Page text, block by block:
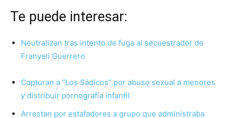
Te puede interesar:
Neutralizan tras intento de fuga al secuestrador de
Franyeli Guerrero
Capturan a “Los Sádicos” por abuso sexual a menores
y distribuir pornografía infantil
Arrestan por estafadores a grupo que administraba